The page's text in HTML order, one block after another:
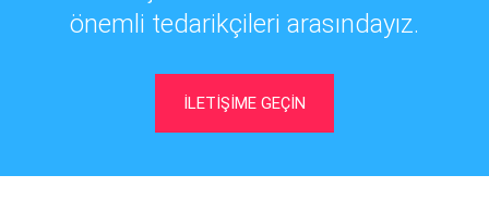
önemli tedarikçileri arasındayız.
İLETİŞİME GEÇİN